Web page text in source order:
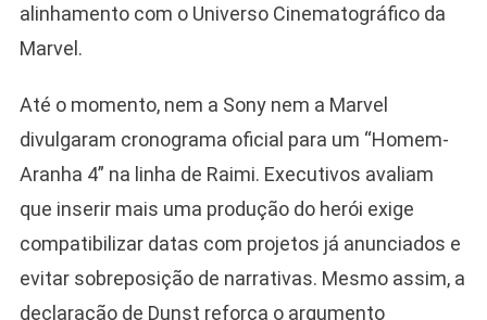
alinhamento com o Universo Cinematográfico da
Marvel.
Até o momento, nem a Sony nem a Marvel
divulgaram cronograma oficial para um “Homem-
Aranha 4” na linha de Raimi. Executivos avaliam
que inserir mais uma produção do herói exige
compatibilizar datas com projetos já anunciados e
evitar sobreposição de narrativas. Mesmo assim, a
declaração de Dunst reforça o argumento